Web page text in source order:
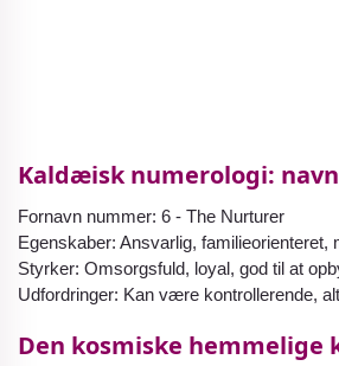
Kaldæisk numerologi:
Fornavn nummer: 6 - The Nurturer
Egenskaber: Ansvarlig, familieorienteret,
Styrker: Omsorgsfuld, loyal, god til at
Udfordringer: Kan være kontrollerende,
Den kosmiske hemmelige